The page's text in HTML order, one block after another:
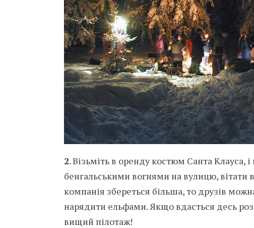
2. Візьміть в оренду костюм Санта Клауса,
бенгальськими вогнями на вулицю,
компанія збереться більша, то друзів
нарядити ельфами. Якщо вдасться десь
вищий пілотаж!